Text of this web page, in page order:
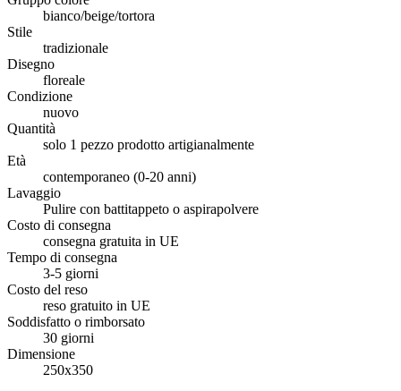
bianco/beige/tortora
Stile
tradizionale
Disegno
floreale
Condizione
nuovo
Quantità
solo 1 pezzo prodotto artigianalmente
Età
contemporaneo (0-20 anni)
Lavaggio
Pulire con battitappeto o aspirapolvere
Costo di consegna
consegna gratuita in UE
Tempo di consegna
3-5 giorni
Costo del reso
reso gratuito in UE
Soddisfatto o rimborsato
30 giorni
Dimensione
250x350